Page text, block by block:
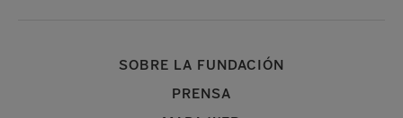
SOBRE LA FUNDACIÓN
PRENSA